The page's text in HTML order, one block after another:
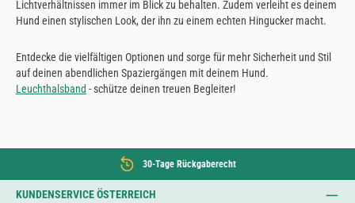
Lichtverhältnissen immer im Blick zu behalten. Zudem verleiht es deinem
Hund einen stylischen Look, der ihn zu einem echten Hingucker macht.
Entdecke die vielfältigen Optionen und sorge für mehr Sicherheit und Stil
auf deinen abendlichen Spaziergängen mit deinem Hund.
Leuchthalsband - schütze deinen treuen Begleiter!
30-Tage Rückgaberecht
KUNDENSERVICE ÖSTERREICH